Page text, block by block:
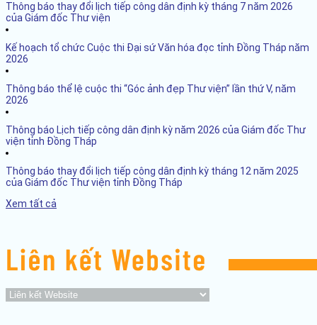
Thông báo thay đổi lịch tiếp công dân định kỳ tháng 7 năm 2026
của Giám đốc Thư viện
Kế hoạch tổ chức Cuộc thi Đại sứ Văn hóa đọc tỉnh Đồng Tháp năm
2026
Thông báo thể lệ cuộc thi “Góc ảnh đẹp Thư viện” lần thứ V, năm
2026
Thông báo Lịch tiếp công dân định kỳ năm 2026 của Giám đốc Thư
viện tỉnh Đồng Tháp
Thông báo thay đổi lịch tiếp công dân định kỳ tháng 12 năm 2025
của Giám đốc Thư viện tỉnh Đồng Tháp
Xem tất cả